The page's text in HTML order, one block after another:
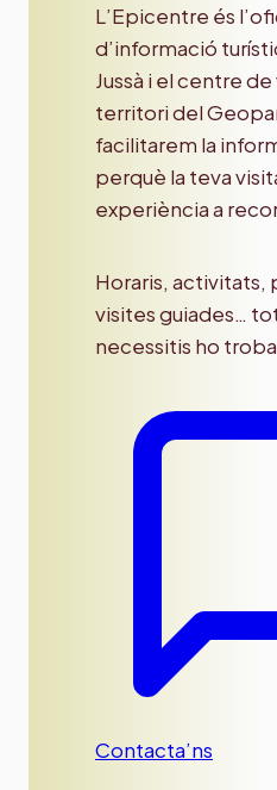
L’Epicentre és
d’informació
Jussà i el centre
territori del
facilitarem la
perquè la teva
experiència a
Horaris, activitats,
visites guiades…
necessitis ho
Contacta’ns